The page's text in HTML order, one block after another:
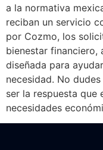
a la normativa
reciban un servicio
por Cozmo, los
bienestar financiero,
diseñada para
necesidad. No
ser la respuesta que
necesidades